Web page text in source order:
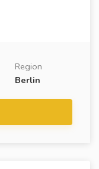
Region
Berlin